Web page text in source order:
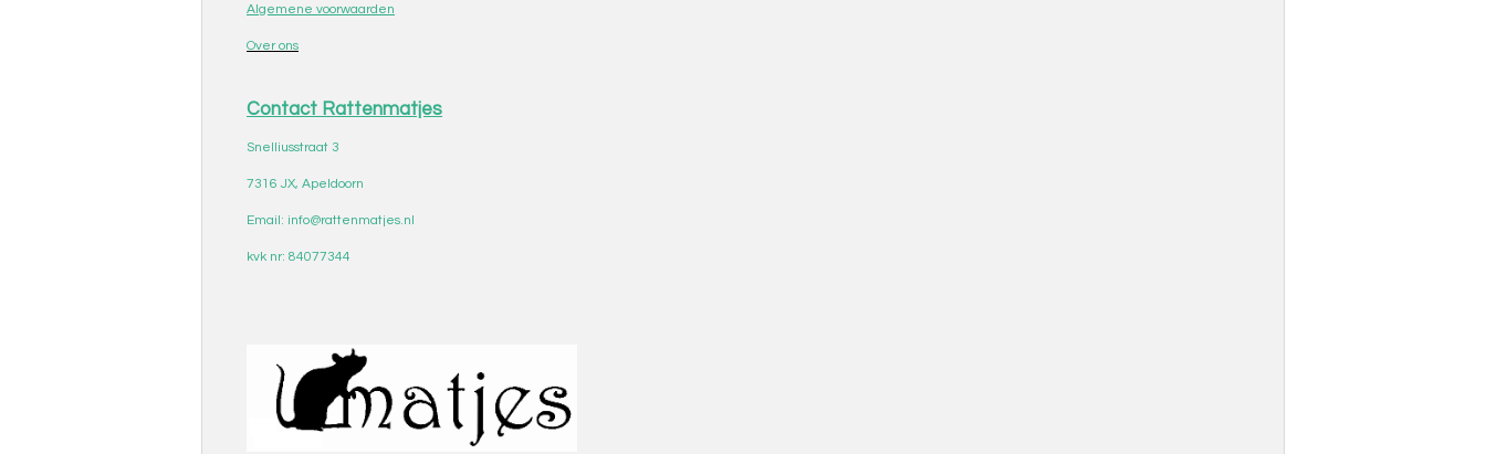
Algemene voorwaarden
Over ons
Contact Rattenmatjes
Snelliusstraat 3
7316 JX, Apeldoorn
Email: info@rattenmatjes.nl
kvk nr: 84077344